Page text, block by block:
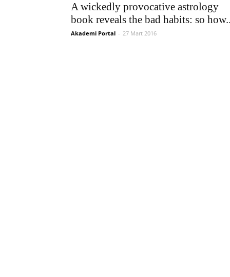
A wickedly provocative astrology
book reveals the bad habits: so
Akademi Portal - 27 Mart 2016